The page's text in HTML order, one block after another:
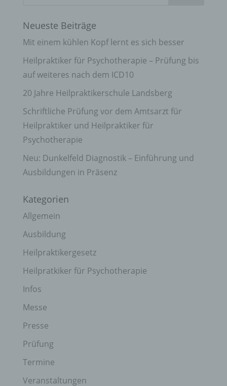
Neueste Beiträge
Mit einem kühlen Kopf lernt es sich besser
Heilpraktiker für Psychotherapie – Prüfung bis
auf weiteres nach dem ICD10
20 Jahre Heilpraktikerschule Landsberg
Schriftliche Prüfung vor dem Amtsarzt für
Heilpraktiker und Heilpraktiker für
Psychotherapie
Neu: Dunkelfeld Diagnostik – Einführung und
Ausbildungen in Präsenz
Kategorien
Allgemein
Ausbildung
Heilpraktikergesetz
Heilpratkiker für Psychotherapie
Infos
Messe
Presse
Prüfung
Termine
Veranstaltungen